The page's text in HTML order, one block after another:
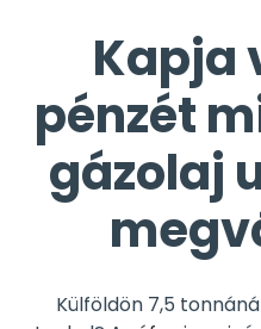
Kapja
pénzét
gázolaj
Külföldön 7,5